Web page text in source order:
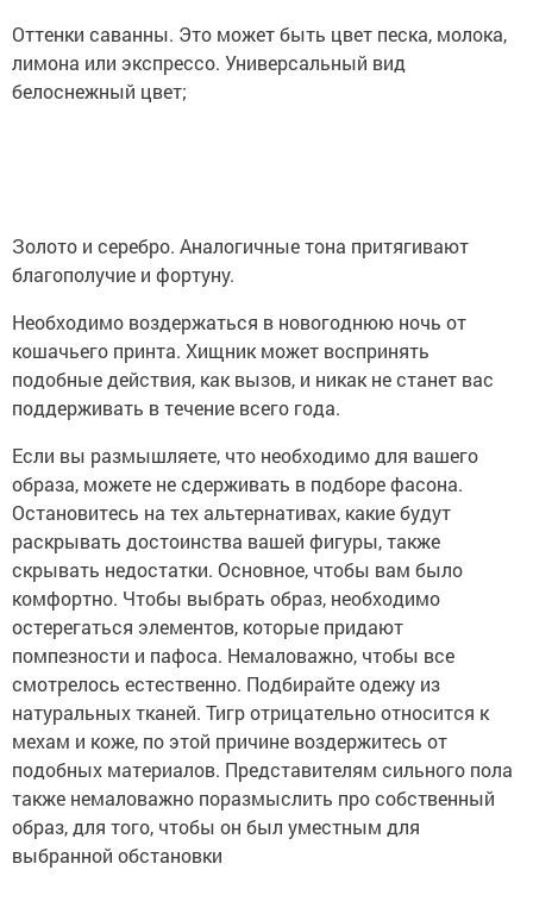
Оттенки саванны. Это может быть цвет песка, молока,
лимона или экспрессо. Универсальный вид
белоснежный цвет;
Золото и серебро. Аналогичные тона притягивают
благополучие и фортуну.
Необходимо воздержаться в новогоднюю ночь от
кошачьего принта. Хищник может воспринять
подобные действия, как вызов, и никак не станет вас
поддерживать в течение всего года.
Если вы размышляете, что необходимо для вашего
образа, можете не сдерживать в подборе фасона.
Остановитесь на тех альтернативах, какие будут
раскрывать достоинства вашей фигуры, также
скрывать недостатки. Основное, чтобы вам было
комфортно. Чтобы выбрать образ, необходимо
остерегаться элементов, которые придают
помпезности и пафоса. Немаловажно, чтобы все
смотрелось естественно. Подбирайте одежу из
натуральных тканей. Тигр отрицательно относится к
мехам и коже, по этой причине воздержитесь от
подобных материалов. Представителям сильного пола
также немаловажно поразмыслить про собственный
образ, для того, чтобы он был уместным для
выбранной обстановки